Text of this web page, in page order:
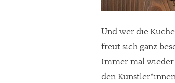
Und wer die
freut sich ganz
Immer mal wieder
den